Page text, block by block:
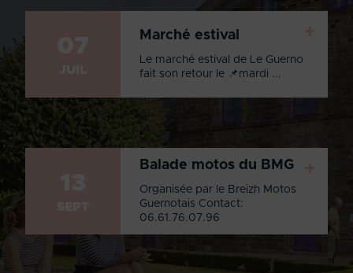
Marché estival
Le marché estival de Le Guerno
fait son retour le 📌mardi ...
Balade motos du BMG
Organisée par le Breizh Motos
Guernotais Contact:
06.61.76.07.96